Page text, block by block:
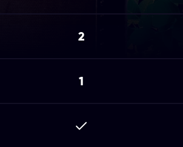
2
1
Inbegrepen